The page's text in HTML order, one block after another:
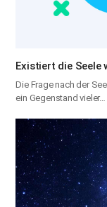
Existiert die Seele
Die Frage nach der
ein Gegenstand vieler…